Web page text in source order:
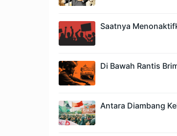
Saatnya
Di Bawah Rantis
Antara Diambang